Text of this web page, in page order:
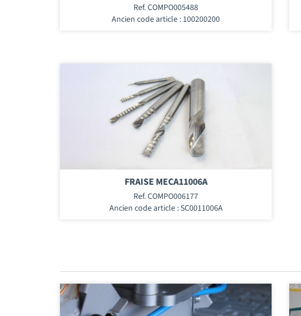
Ref. COMPO005488
Ancien code article : 100200200
FRAISE MECA11006A
Ref. COMPO006177
Ancien code article : SC0011006A